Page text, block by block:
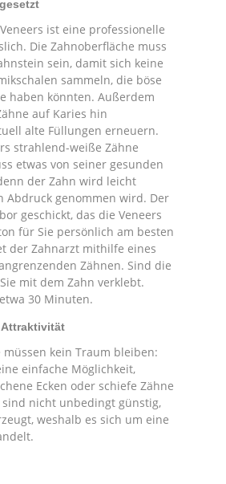
ist eine professionelle
Die Zahnoberfläche muss
sein, damit sich keine
sammeln, die böse
haben könnten. Außerdem
auf Karies hin
alte Füllungen erneuern.
strahlend-weiße Zähne
etwas von seiner gesunden
der Zahn wird leicht
Abdruck genommen wird. Der
geschickt, das die Veneers
für Sie persönlich am besten
der Zahnarzt mithilfe eines
Zähnen. Sind die
mit dem Zahn verklebt.
30 Minuten.
müssen kein Traum bleiben:
einfache Möglichkeit,
Ecken oder schiefe Zähne
sind nicht unbedingt günstig,
weshalb es sich um eine